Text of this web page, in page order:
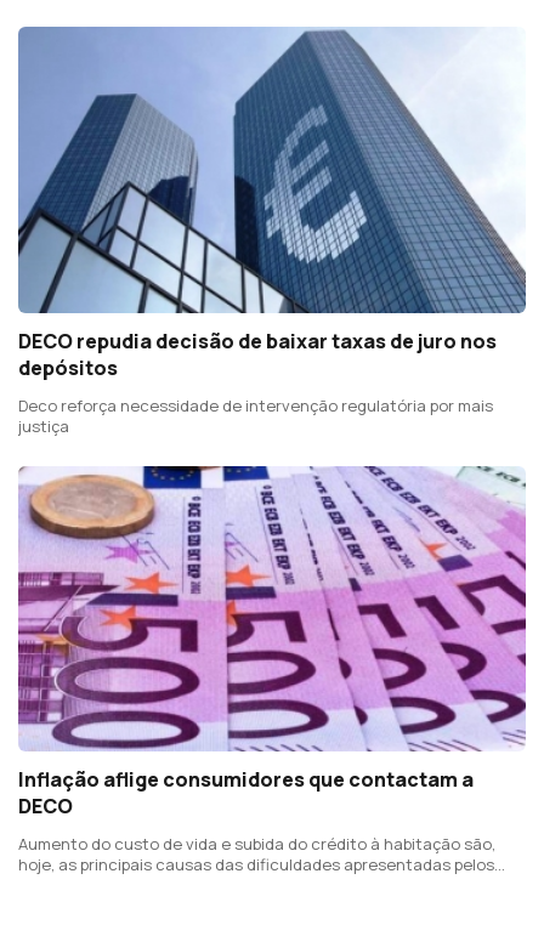
DECO repudia decisão de baixar taxas de juro nos
depósitos
Deco reforça necessidade de intervenção regulatória por mais
justiça
Inflação aflige consumidores que contactam a
DECO
Aumento do custo de vida e subida do crédito à habitação são,
hoje, as principais causas das dificuldades apresentadas pelos